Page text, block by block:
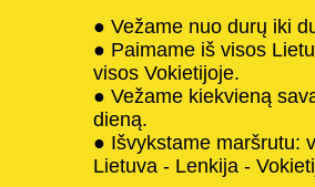
● Vežame nuo durų iki
● Paimame iš visos
visos Vokietijoje.
● Vežame kiekvieną
dieną.
● Išvykstame maršrutu:
Lietuva - Lenkija -